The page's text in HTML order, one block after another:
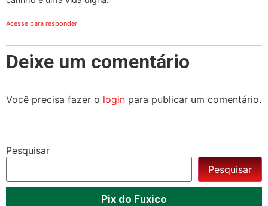
Acesse para responder
Deixe um comentário
Você precisa fazer o login para publicar um comentário.
Pesquisar
Pesquisar
Pix do Fuxico